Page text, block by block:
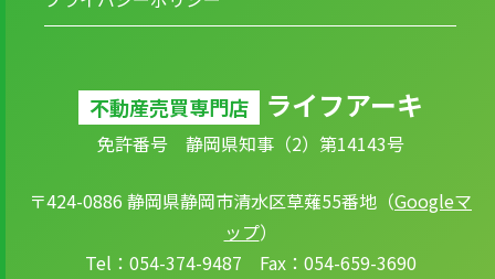
不動産売買専門店 ライフアーキ
免許番号 静岡県知事（2）第14143号
〒424-0886 静岡県静岡市清水区草薙55番地（Googleマ
ップ）
Tel：054-374-9487 Fax：054-659-3690